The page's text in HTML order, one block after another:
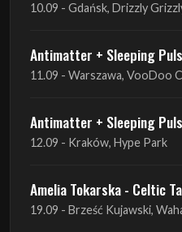
10.09 - Gdańsk, Drizzly
Antimatter + Sleeping
11.09 - Warszawa, VooDoo
Antimatter + Sleeping
12.09 - Kraków, Hype Park
Amelia Tokarska - Celtic
19.09 - Brześć Kujawski,